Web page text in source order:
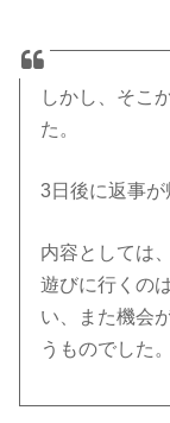
しかし、そこ
た。
3日後に返事が
内容としては
遊びに行くの
い、また機会
うものでした。